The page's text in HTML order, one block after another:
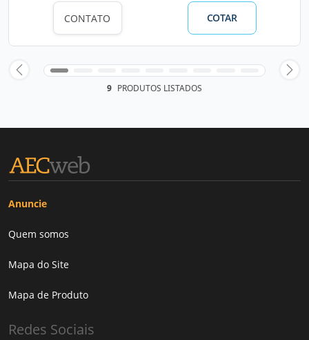
CONTATO COTAR
9 PRODUTOS LISTADOS
Anuncie
Quem somos
Mapa do Site
Mapa de Produto
Redes Sociais